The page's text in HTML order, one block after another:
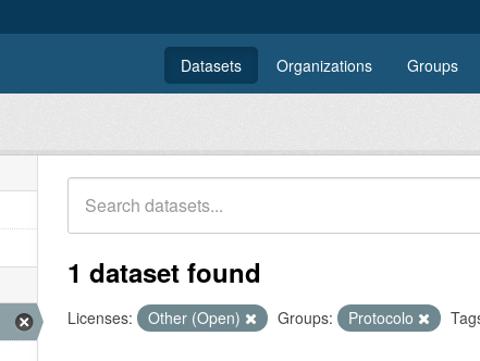
Datasets Organizations Groups
1 dataset found
Licenses: Other (Open) Groups: Protocolo